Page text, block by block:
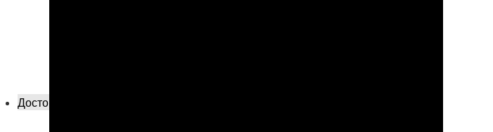
Достопримечательности